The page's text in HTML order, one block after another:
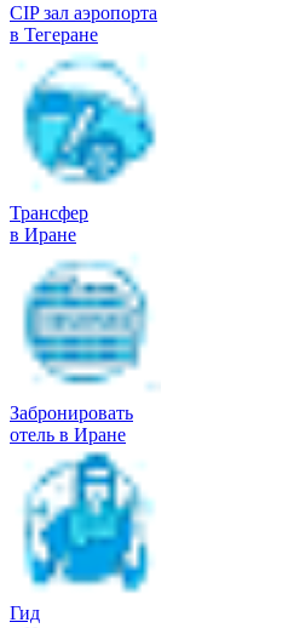
CIP зал аэропорта
в Тегеране
Трансфер
в Иране
Забронировать
отель в Иране
Гид